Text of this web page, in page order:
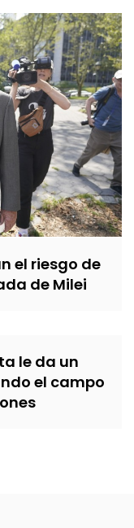
el riesgo de
de Milei
le da un
el campo